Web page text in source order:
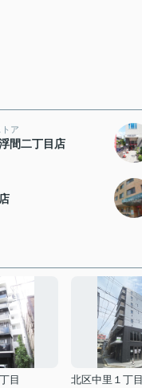
ア
間二丁目店
目
北区中里１丁目